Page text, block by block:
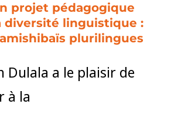
projet pédagogique
diversité linguistique :
plurilingues
Dulala a le plaisir de
à la